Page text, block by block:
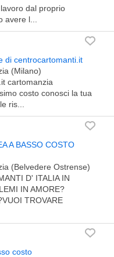
dal proprio
avere l...
di centrocartomanti.it
(Milano)
cartomanzia
costo conosci la tua
ris...
A BASSO COSTO
(Belvedere Ostrense)
D' ITALIA IN
IN AMORE?
TROVARE
costo